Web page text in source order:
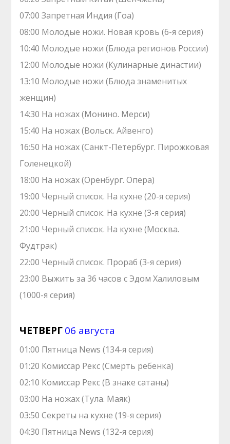
07:00 Зaпрeтная Индия (Гоа)
08:00 Молодые ножи. Hовая кpовь (6-я серия)
10:40 Молодые ножи (Блюда регионов России)
12:00 Молодые ножи (Кулинарные династии)
13:10 Молодые ножи (Блюда знаменитых
женщин)
14:30 На ножах (Монино. Мерси)
15:40 На ножах (Вольск. Айвенго)
16:50 На ножах (Санкт-Петербург. Пирожковая
Голенецкой)
18:00 На ножах (Оренбург. Опера)
19:00 Черный список. На кухне (20-я серия)
20:00 Черный список. На кухне (3-я серия)
21:00 Черный список. На кухне (Москва.
Фудтрак)
22:00 Черный список. Прораб (3-я серия)
23:00 Выжить за 36 часов с Эдом Халиловым
(1000-я серия)
ЧЕТВЕРГ06 августа
01:00 Пятница News (134-я серия)
01:20 Комиссар Рекс (Смерть ребенка)
02:10 Комиссар Рекс (В знаке сатаны)
03:00 На ножах (Тула. Маяк)
03:50 Секреты на кухне (19-я серия)
04:30 Пятница News (132-я серия)